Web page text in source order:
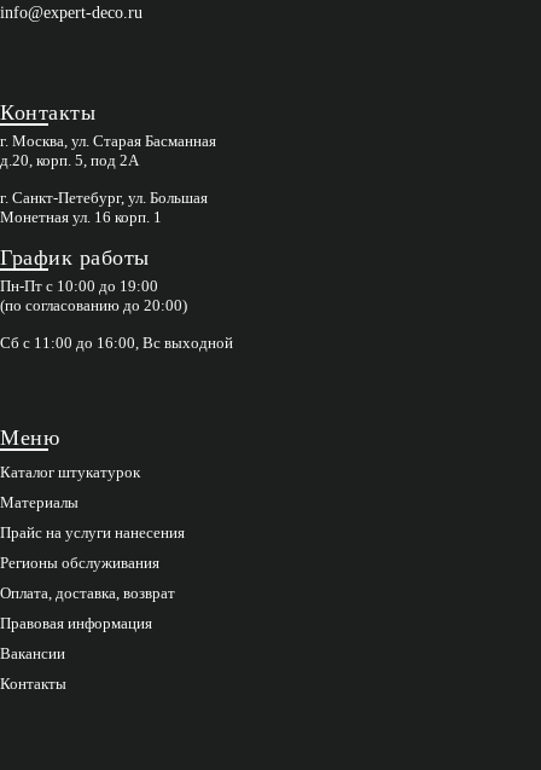
info@expert-deco.ru
Контакты
г. Москва, ул. Старая Басманная
д.20, корп. 5, под 2А
г. Санкт-Петебург, ул. Большая
Монетная ул. 16 корп. 1
График работы
Пн-Пт с 10:00 до 19:00
(по согласованию до 20:00)
Сб с 11:00 до 16:00, Вс выходной
Меню
Каталог штукатурок
Материалы
Прайс на услуги нанесения
Регионы обслуживания
Оплата, доставка, возврат
Правовая информация
Вакансии
Контакты